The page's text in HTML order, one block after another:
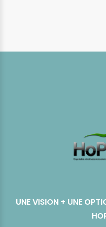
UNE VISION + UNE